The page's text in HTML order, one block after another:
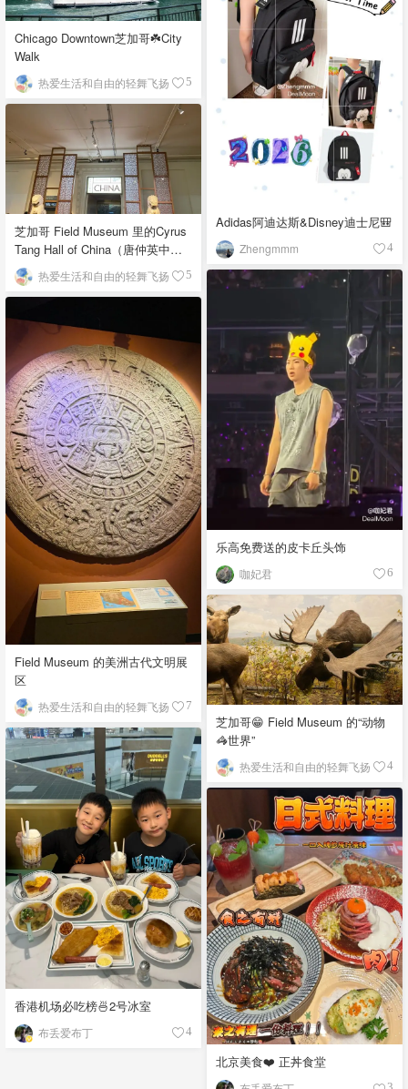
Chicago Downtown芝加哥☘️City
Walk
热爱生活和自由的轻舞飞扬 5
Adidas阿迪达斯&Disney迪士尼🎒
Zhengmmm 4
芝加哥 Field Museum 里的Cyrus
Tang Hall of China（唐仲英中国
馆） 热爱生活和自由的轻舞飞扬 5
乐高免费送的皮卡丘头饰
咖妃君 6
Field Museum 的美洲古代文明展
区
热爱生活和自由的轻舞飞扬 7
芝加哥😁 Field Museum 的“动物
🦓世界”
热爱生活和自由的轻舞飞扬 4
香港机场必吃榜🍜2号冰室
布丢爱布丁 4
北京美食❤️ 正丼食堂